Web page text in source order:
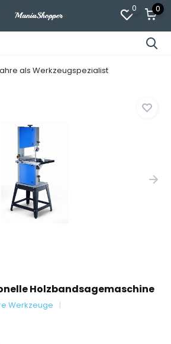
0 0
als Werkzeugspezialist
Holzband­sa­ge­maschine
Werkzeuge